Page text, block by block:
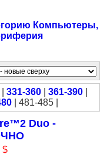
Компьютеры,
331-360 361-390
| 481-485 |
Duo -
$